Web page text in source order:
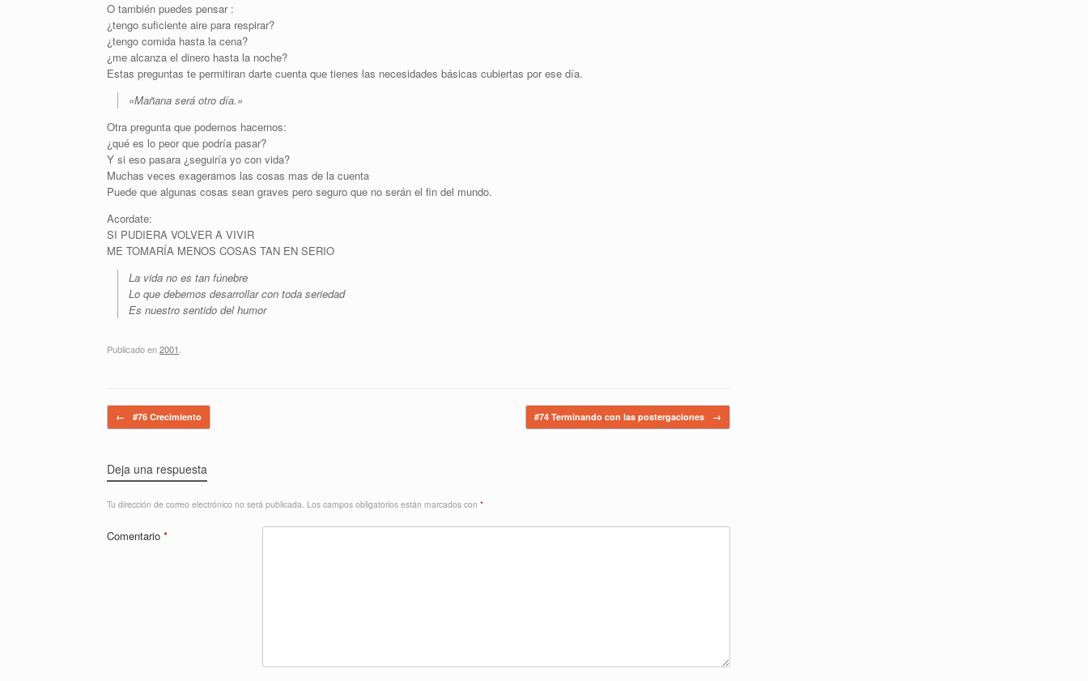
O también puedes pensar :
¿tengo suficiente aire para respirar?
¿tengo comida hasta la cena?
¿me alcanza el dinero hasta la noche?
Estas preguntas te permitiran darte cuenta que tienes las necesidades básicas cubiertas por ese día.
«Mañana será otro día.»
Otra pregunta que podemos hacernos:
¿qué es lo peor que podría pasar?
Y si eso pasara ¿seguiría yo con vida?
Muchas veces exageramos las cosas mas de la cuenta
Puede que algunas cosas sean graves pero seguro que no serán el fin del mundo.
Acordate:
SI PUDIERA VOLVER A VIVIR
ME TOMARÍA MENOS COSAS TAN EN SERIO
La vida no es tan fúnebre
Lo que debemos desarrollar con toda seriedad
Es nuestro sentido del humor
Publicado en2001
Navegador de artículos
← #76 Crecimiento #74 Terminando con las postergaciones →
Deja una respuesta
Tu dirección de correo electrónico no será publicada. Los campos obligatorios están marcados con *
Comentario *